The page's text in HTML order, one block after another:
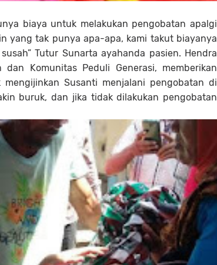
biaya untuk melakukan pengobatan apalgi
yang tak punya apa-apa, kami takut biayanya
Tutur Sunarta ayahanda pasien. Hendra
Komunitas Peduli Generasi, memberikan
Susanti menjalani pengobatan di
buruk, dan jika tidak dilakukan pengobatan